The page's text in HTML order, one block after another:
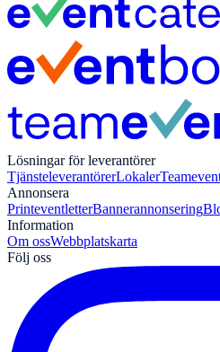
Lösningar för leverantörer
TjänsteleverantörerLokaler
Annonsera
PrinteventletterBannerannonsering
Information
Om ossWebbplatskarta
Följ oss